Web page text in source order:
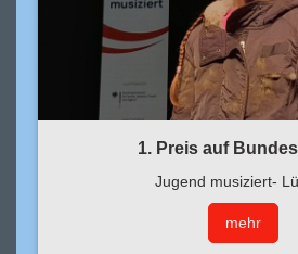
1. Preis auf
Jugend musiziert-
mehr